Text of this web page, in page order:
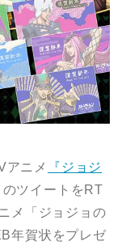
アニメ
『ジョジ
ツイートをRT
メ「ジョジョの
年賀状をプレゼ